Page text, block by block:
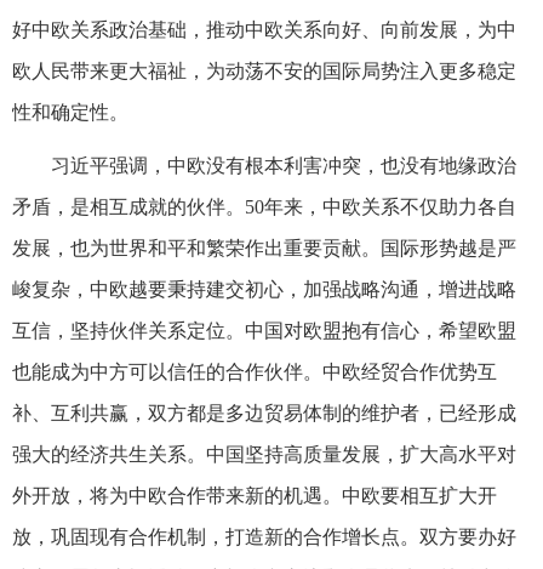
好中欧关系政治基础，推动中欧关系向好、向前发展，为中
欧人民带来更大福祉，为动荡不安的国际局势注入更多稳定
性和确定性。
习近平强调，中欧没有根本利害冲突，也没有地缘政治
矛盾，是相互成就的伙伴。50年来，中欧关系不仅助力各自
发展，也为世界和平和繁荣作出重要贡献。国际形势越是严
峻复杂，中欧越要秉持建交初心，加强战略沟通，增进战略
互信，坚持伙伴关系定位。中国对欧盟抱有信心，希望欧盟
也能成为中方可以信任的合作伙伴。中欧经贸合作优势互
补、互利共赢，双方都是多边贸易体制的维护者，已经形成
强大的经济共生关系。中国坚持高质量发展，扩大高水平对
外开放，将为中欧合作带来新的机遇。中欧要相互扩大开
放，巩固现有合作机制，打造新的合作增长点。双方要办好